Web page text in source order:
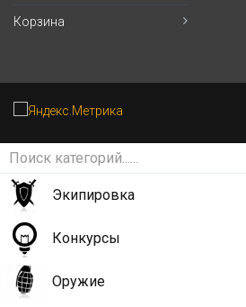
Корзина
Экипировка
Конкурсы
Оружие